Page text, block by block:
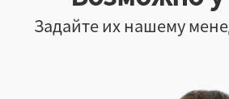
Задайте их нашему